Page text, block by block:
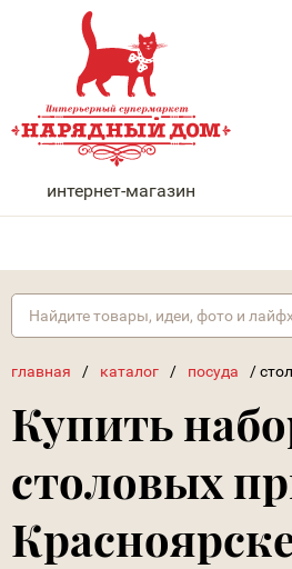
НАРЯДНЫЙ ДОМ
интернет-магазин
главная / каталог / посуда /
Купить
столовых